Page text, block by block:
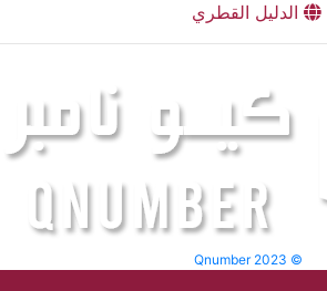
الدليل القطري
Qnumber 2023 ©